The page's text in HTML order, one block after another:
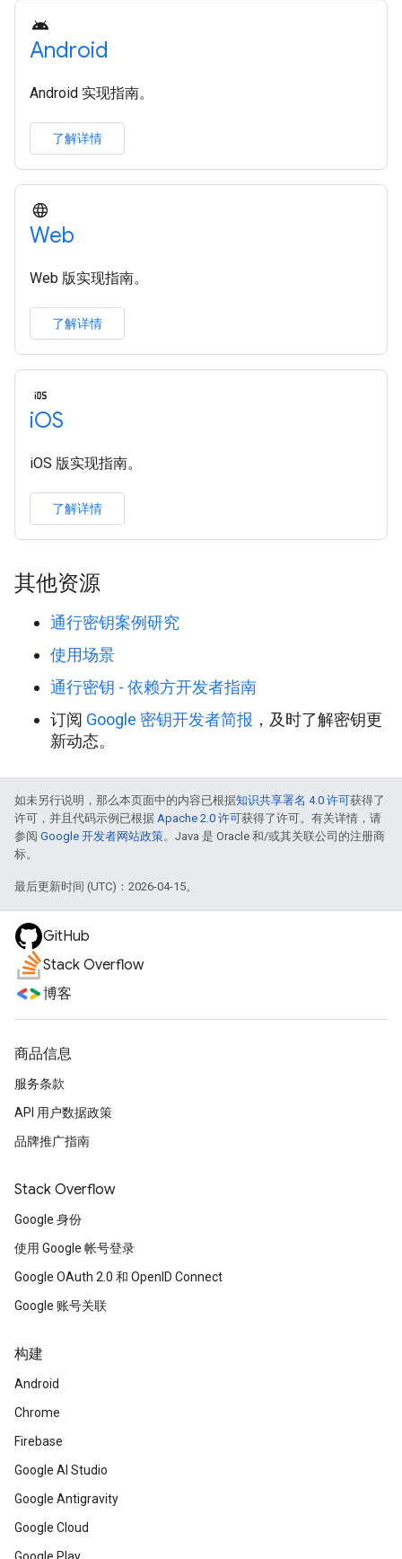
Android
Android 实现指南。
了解详情
Web
Web 版实现指南。
了解详情
iOS
iOS 版实现指南。
了解详情
其他资源
通行密钥案例研究
使用场景
通行密钥 - 依赖方开发者指南
订阅 Google 密钥开发者简报 ，及时了解密钥更
新动态。
如未另行说明，那么本页面中的内容已根据知识共享署名 4.0 许可获得了
许可，并且代码示例已根据 Apache 2.0 许可获得了许可。有关详情，请
参阅 Google 开发者网站政策。Java 是 Oracle 和/或其关联公司的注册商
标。
最后更新时间 (UTC)：2026-04-15。
GitHub
Stack Overflow
博客
商品信息
服务条款
API 用户数据政策
品牌推广指南
Stack Overflow
Google 身份
使用 Google 帐号登录
Google OAuth 2.0 和 OpenID Connect
Google 账号关联
构建
Android
Chrome
Firebase
Google AI Studio
Google Antigravity
Google Cloud